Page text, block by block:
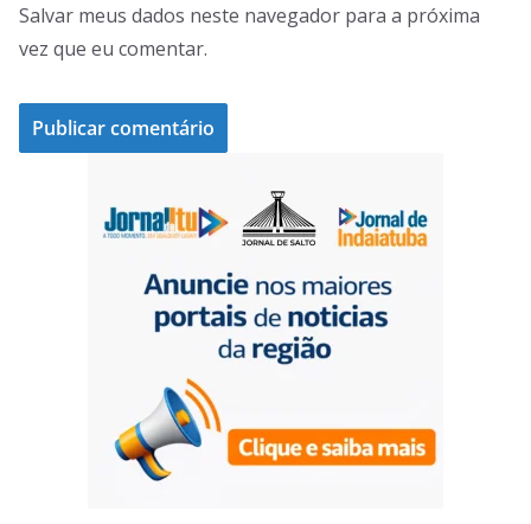
Salvar meus dados neste navegador para a próxima
vez que eu comentar.